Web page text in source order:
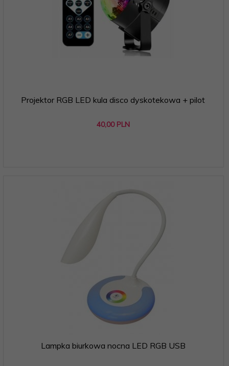
Projektor RGB LED kula disco dyskotekowa + pilot
40,00 PLN
Lampka biurkowa nocna LED RGB USB